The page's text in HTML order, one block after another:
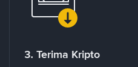
3. Terima Kripto